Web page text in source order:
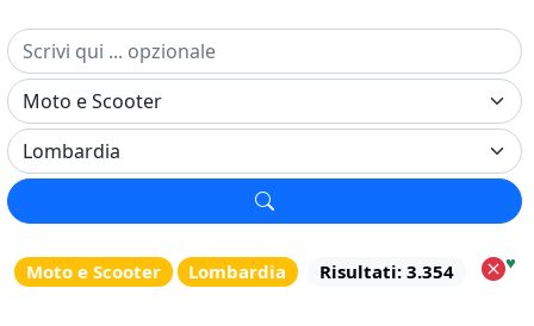
Moto e Scooter Lombardia Risultati: 3.354 ♥